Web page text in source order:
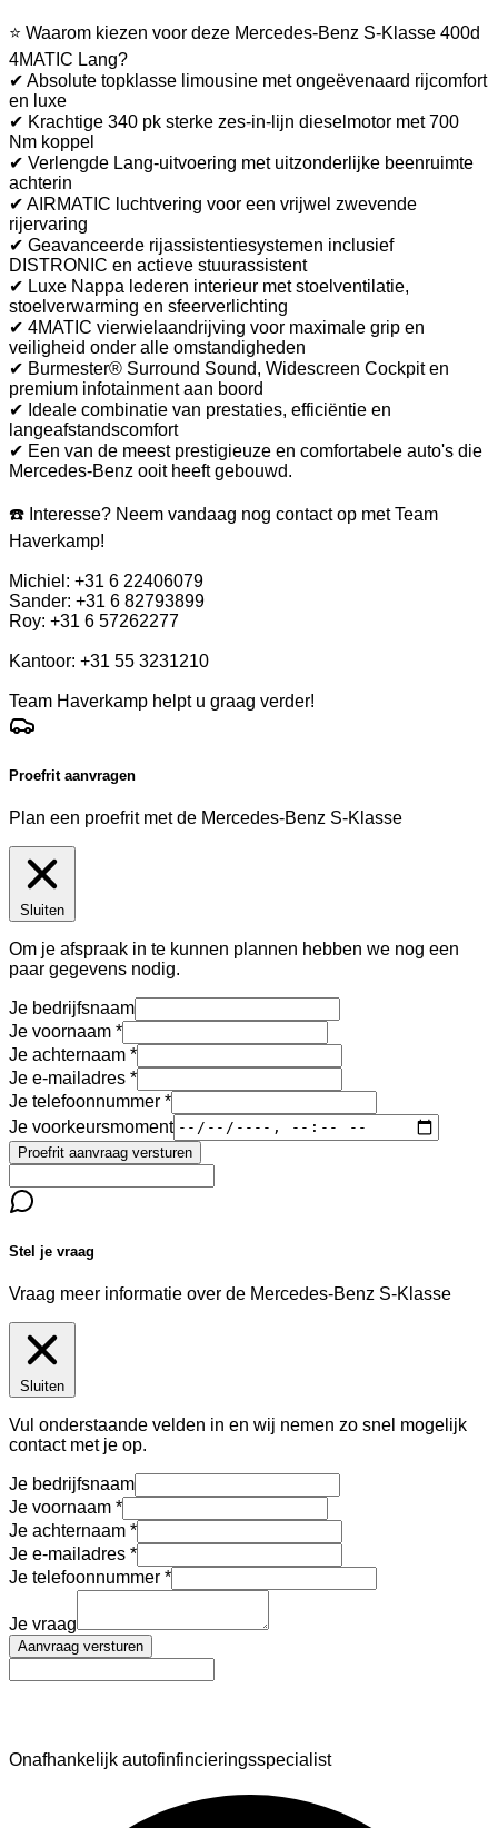
⭐ Waarom kiezen voor deze Mercedes-Benz S-Klasse 400d
4MATIC Lang?
✔ Absolute topklasse limousine met ongeëvenaard rijcomfort
en luxe
✔ Krachtige 340 pk sterke zes-in-lijn dieselmotor met 700
Nm koppel
✔ Verlengde Lang-uitvoering met uitzonderlijke beenruimte
achterin
✔ AIRMATIC luchtvering voor een vrijwel zwevende
rijervaring
✔ Geavanceerde rijassistentiesystemen inclusief
DISTRONIC en actieve stuurassistent
✔ Luxe Nappa lederen interieur met stoelventilatie,
stoelverwarming en sfeerverlichting
✔ 4MATIC vierwielaandrijving voor maximale grip en
veiligheid onder alle omstandigheden
✔ Burmester® Surround Sound, Widescreen Cockpit en
premium infotainment aan boord
✔ Ideale combinatie van prestaties, efficiëntie en
langeafstandscomfort
✔ Een van de meest prestigieuze en comfortabele auto's die
Mercedes-Benz ooit heeft gebouwd.
☎️ Interesse? Neem vandaag nog contact op met Team
Haverkamp!
Michiel: +31 6 22406079
Sander: +31 6 82793899
Roy: +31 6 57262277
Kantoor: +31 55 3231210
Team Haverkamp helpt u graag verder!
Proefrit aanvragen
Plan een proefrit met de Mercedes-Benz S-Klasse
Sluiten
Om je afspraak in te kunnen plannen hebben we nog een
paar gegevens nodig.
Je bedrijfsnaam
Je voornaam
Je achternaam
Je e-mailadres
Je telefoonnummer
Je voorkeursmoment
Proefrit aanvraag versturen
Stel je vraag
Vraag meer informatie over de Mercedes-Benz S-Klasse
Sluiten
Vul onderstaande velden in en wij nemen zo snel mogelijk
contact met je op.
Je bedrijfsnaam
Je voornaam
Je achternaam
Je e-mailadres
Je telefoonnummer
Je vraag
Aanvraag versturen
Onafhankelijk autofinfincieringsspecialist